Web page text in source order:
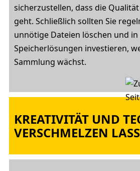
sicherzustellen, dass die
geht. Schließlich sollten Sie
unnötige Dateien löschen und
Speicherlösungen investieren,
Sammlung wächst.
KREATIVITÄT UND
VERSCHMELZEN